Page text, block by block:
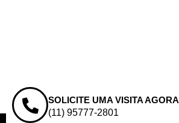
SOLICITE UMA VISITA AGORA
(11) 95777-2801